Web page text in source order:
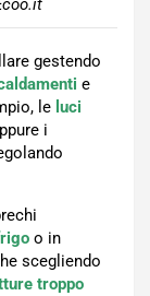
gestendo
e
le luci
i
o in
scegliendo
troppo